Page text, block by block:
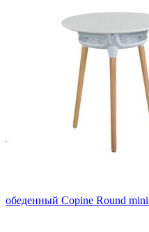
обеденный Copine Round mini